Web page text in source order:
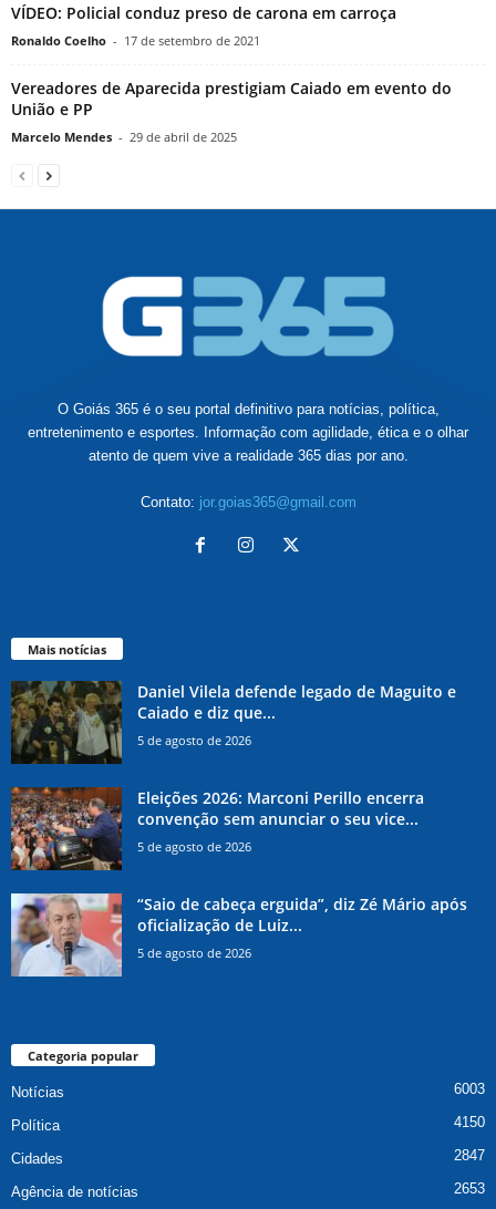
VÍDEO: Policial conduz preso de carona em carroça
Ronaldo Coelho - 17 de setembro de 2021
Vereadores de Aparecida prestigiam Caiado em evento do
União e PP
Marcelo Mendes - 29 de abril de 2025
O Goiás 365 é o seu portal definitivo para notícias, política,
entretenimento e esportes. Informação com agilidade, ética e o olhar
atento de quem vive a realidade 365 dias por ano.
Contato: jor.goias365@gmail.com
Mais notícias
Daniel Vilela defende legado de Maguito e
Caiado e diz que...
5 de agosto de 2026
Eleições 2026: Marconi Perillo encerra
convenção sem anunciar o seu vice...
5 de agosto de 2026
“Saio de cabeça erguida”, diz Zé Mário após
oficialização de Luiz...
5 de agosto de 2026
Categoria popular
Notícias 6003
Política 4150
Cidades 2847
Agência de notícias 2653